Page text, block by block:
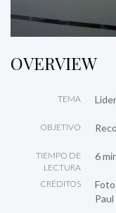
OVERVIEW
TEMA
OBJETIVO
TIEMPO DE
LECTURA
6
CRÉDITOS Foto